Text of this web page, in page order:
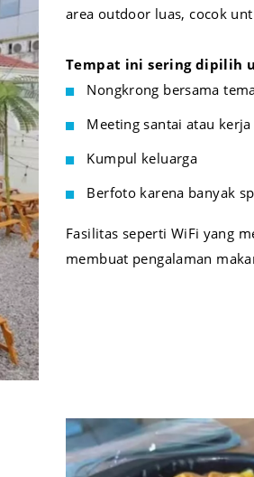
area outdoor luas, cocok
Tempat ini sering dipilih
Nongkrong bersama
Meeting santai atau
Kumpul keluarga
Berfoto karena banyak
Fasilitas seperti WiFi yang
membuat pengalaman